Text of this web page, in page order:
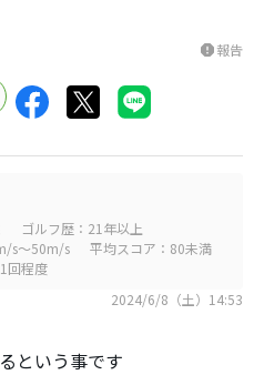
report報告
ゴルフ歴：21年以上
s～50m/s
平均スコア：80未満
回程度
2024/6/8（土）14:53
という事です